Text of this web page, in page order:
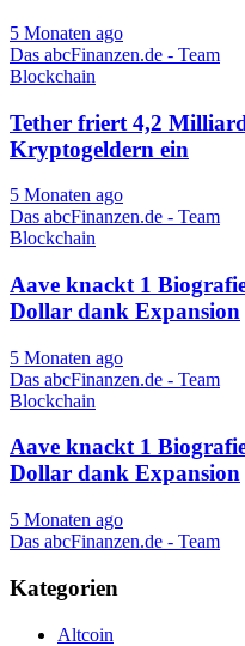
5 Monaten ago
Das abcFinanzen.de - Team
Blockchain
Tether friert 4,2
Kryptogeldern ein
5 Monaten ago
Das abcFinanzen.de - Team
Blockchain
Aave knackt 1
Dollar dank Expansion
5 Monaten ago
Das abcFinanzen.de - Team
Blockchain
Aave knackt 1
Dollar dank Expansion
5 Monaten ago
Das abcFinanzen.de - Team
Kategorien
Altcoin